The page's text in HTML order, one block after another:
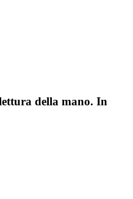
della mano. In